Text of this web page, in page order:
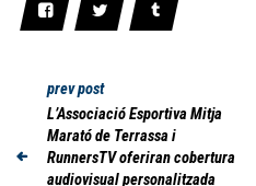
prev post
L’Associació Esportiva Mitja
Marató de Terrassa i
RunnersTV oferiran cobertura
audiovisual personalitzada